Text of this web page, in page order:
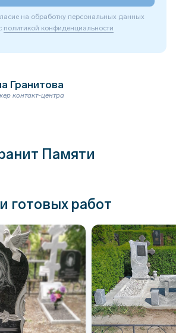
на обработку персональных данных
политикой конфиденциальности
Гранитова
контакт-центра
Памяти
готовых работ